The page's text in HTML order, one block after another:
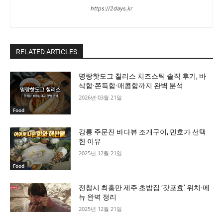
https://2days.kr
RELATED ARTICLES
Food
명랑핫도그 칠리스 치즈스틱 솔직 후기, 바
삭함·쫀득함·매콤함까지 완벽 분석
2026년 03월 21일
Food
강릉 주문진 바다뷰 조개구이, 민호가 선택
한 이유
2025년 12월 21일
전참시 최홍만 제주 초밥집 ‘갓포효’ 위치·메
뉴 완벽 정리
2025년 12월 21일